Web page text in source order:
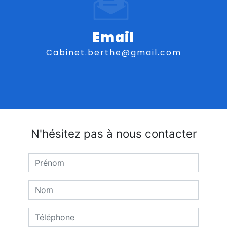
Email
cabinet.berthe@gmail.com
N'hésitez pas à nous contacter